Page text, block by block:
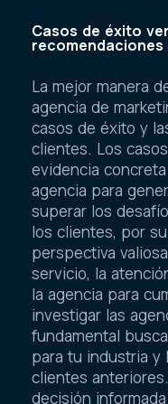
Casos de éxito
La mejor manera
agencia de
casos de éxito y
clientes. Los
evidencia
agencia para
superar los
los clientes, por
perspectiva
servicio, la
la agencia para
investigar las
fundamental
para tu industria y
clientes
decisión